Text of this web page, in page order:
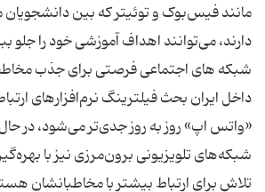
مانند فیس‌بوک و توئیتر که بین
شبکه های اجتماعی فرصتی برای جذب
داخل ایران بحث فیلترینگ نرم‌افزارهای
«واتس اپ» روز به روز جدی‌تر می‌شود، در
شبکه‌های تلویزیونی برون‌مرزی نیز با